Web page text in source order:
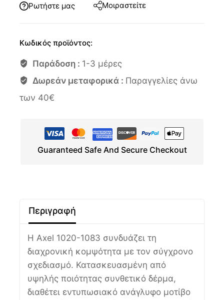
Ρωτήστε μας
Μοιραστείτε
Κωδικός προϊόντος:
Παράδοση : 1-3 μέρες
Δωρεάν μεταφορικά : Παραγγελίες άνω
των 40€
Guaranteed Safe And Secure Checkout
Περιγραφή
Η Axel 1020-1083 συνδυάζει τη
διαχρονική κομψότητα με τον σύγχρονο
σχεδιασμό. Κατασκευασμένη από
υψηλής ποιότητας συνθετικό δέρμα,
διαθέτει εντυπωσιακό ανάγλυφο μοτίβο